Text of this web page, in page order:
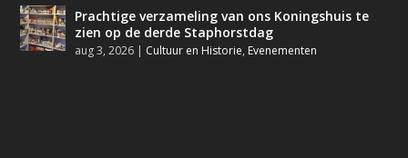
Prachtige verzameling van ons Koningshuis te
zien op de derde Staphorstdag
aug 3, 2026 | Cultuur en Historie, Evenementen